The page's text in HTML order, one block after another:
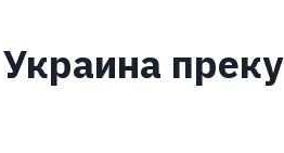
преку